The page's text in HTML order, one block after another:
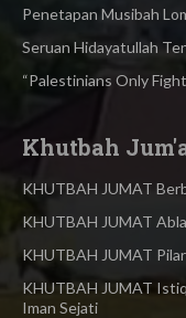
Penetapan Musibah
Seruan Hidayatullah
“Palestinians Only
Khutbah
KHUTBAH JUMAT
KHUTBAH JUMAT
KHUTBAH JUMAT
KHUTBAH JUMAT
Iman Sejati